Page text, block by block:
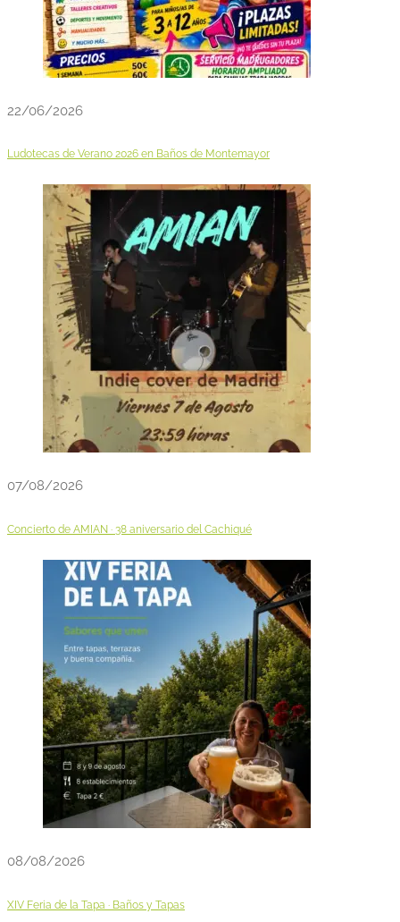
22/06/2026
Ludotecas de Verano 2026 en Baños de Montemayor
07/08/2026
Concierto de AMIAN · 38 aniversario del Cachiqué
08/08/2026
XIV Feria de la Tapa · Baños y Tapas